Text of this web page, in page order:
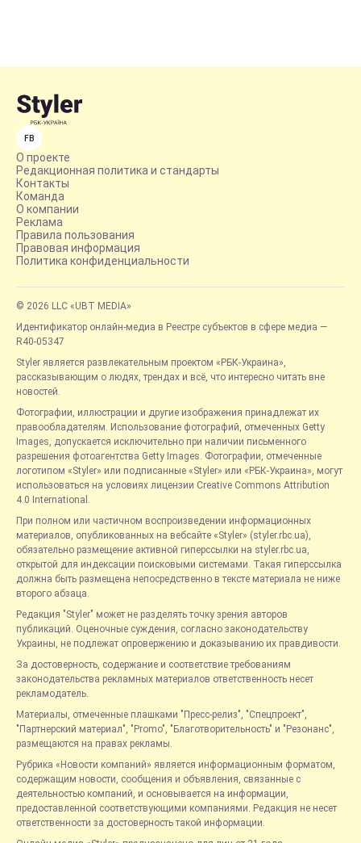
FB
О проекте
Редакционная политика и стандарты
Контакты
Команда
О компании
Реклама
Правила пользования
Правовая информация
Политика конфиденциальности
© 2026 LLC «UBT MEDIA»
Идентификатор онлайн-медиа в Реестре субъектов в сфере медиа —
R40-05347
Styler является развлекательным проектом «РБК-Украина»,
рассказывающим о людях, трендах и всё, что интересно читать вне
новостей.
Фотографии, иллюстрации и другие изображения принадлежат их
правообладателям. Использование фотографий, отмеченных Getty
Images, допускается исключительно при наличии письменного
разрешения фотоагентства Getty Images. Фотографии, отмеченные
логотипом «Styler» или подписанные «Styler» или «РБК-Украина», могут
использоваться на условиях лицензии Creative Commons Attribution
4.0 International.
При полном или частичном воспроизведении информационных
материалов, опубликованных на вебсайте «Styler» (styler.rbc.ua),
обязательно размещение активной гиперссылки на styler.rbc.ua,
открытой для индексации поисковыми системами. Такая гиперссылка
должна быть размещена непосредственно в тексте материала не ниже
второго абзаца.
Редакция "Styler" может не разделять точку зрения авторов
публикаций. Оценочные суждения, согласно законодательству
Украины, не подлежат опровержению и доказыванию их правдивости.
За достоверность, содержание и соответствие требованиям
законодательства рекламных материалов ответственность несет
рекламодатель.
Материалы, отмеченные плашками "Пресс-релиз", "Спецпроект",
"Партнерский материал", "Promo", "Благотворительность" и "Резонанс",
размещаются на правах рекламы.
Рубрика «Новости компаний» является информационным форматом,
содержащим новости, сообщения и объявления, связанные с
деятельностью компаний, и основывается на информации,
предоставленной соответствующими компаниями. Редакция не несет
ответственности за достоверность такой информации.